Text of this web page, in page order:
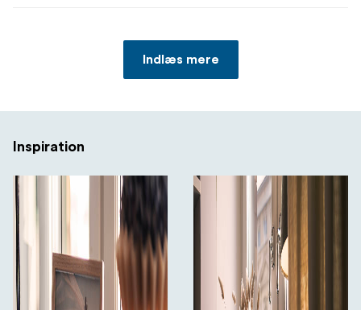
Indlæs mere
Inspiration